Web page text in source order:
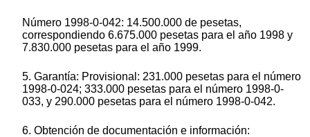
Número 1998-0-042: 14.500.000 de pesetas,
correspondiendo 6.675.000 pesetas para el año 1998 y
7.830.000 pesetas para el año 1999.
5. Garantía: Provisional: 231.000 pesetas para el número
1998-0-024; 333.000 pesetas para el número 1998-0-
033, y 290.000 pesetas para el número 1998-0-042.
6. Obtención de documentación e información: